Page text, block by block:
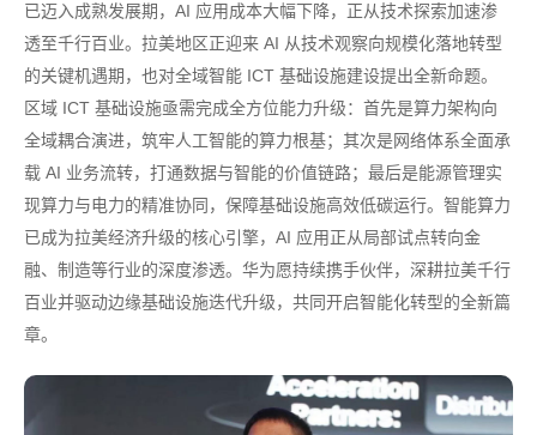
已迈入成熟发展期，AI 应用成本大幅下降，正从技术探索加速渗
透至千行百业。拉美地区正迎来 AI 从技术观察向规模化落地转型
的关键机遇期，也对全域智能 ICT 基础设施建设提出全新命题。
区域 ICT 基础设施亟需完成全方位能力升级：首先是算力架构向
全域耦合演进，筑牢人工智能的算力根基；其次是网络体系全面承
载 AI 业务流转，打通数据与智能的价值链路；最后是能源管理实
现算力与电力的精准协同，保障基础设施高效低碳运行。智能算力
已成为拉美经济升级的核心引擎，AI 应用正从局部试点转向金
融、制造等行业的深度渗透。华为愿持续携手伙伴，深耕拉美千行
百业并驱动边缘基础设施迭代升级，共同开启智能化转型的全新篇
章。